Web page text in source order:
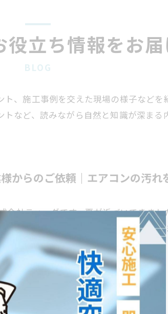
役立ち情報をお届
BLOG
、施工事例を交えた現場の様子などを
など、読みながら自然と知識が深ま
からのご依頼｜エアコンの汚れ
会社ティーダです。夏が近づいてきまし
業様からエアコン清掃のご依頼いただ